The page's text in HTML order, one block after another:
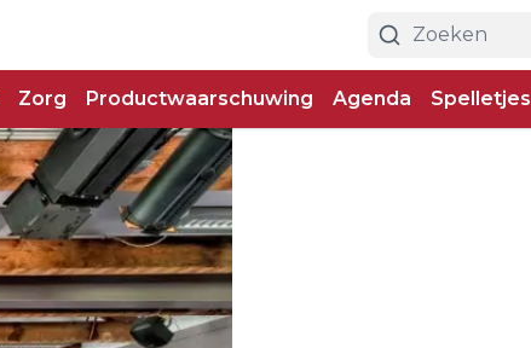
Zorg Productwaarschuwing Agenda Spelletjes